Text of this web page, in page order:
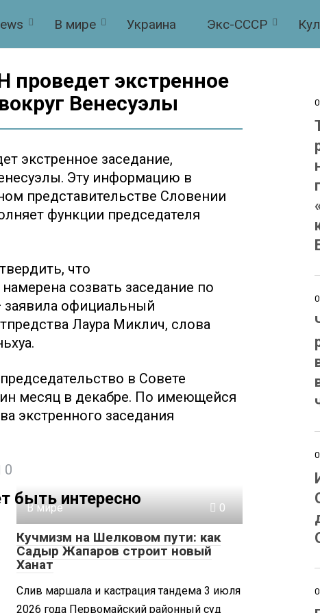
В мире Украина Экс-СССР
проведет экстренное
Венесуэлы
экстренное заседание,
Эту информацию в
представительстве Словении
функции председателя
что
созвать заседание по
заявила официальный
Лаура Миклич, слова
в Совете
месяц в декабре. По имеющейся
экстренного заседания
0
быть интересно
В мире 0
Кучмизм на Шелковом пути: как
Садыр Жапаров строит новый
Ханат
Слив маршала и кастрация тандема 3 июля
2026 года Первомайский районный суд